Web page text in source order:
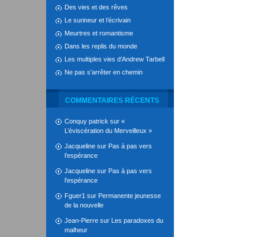
Des vies et des rêves
Le surineur et l’écrivain
Meurtres et romantisme
Dans les replis du monde
Les multiples vies d’Andrew Tarbell
Ne pas s’arrêter en chemin
COMMENTAIRES RÉCENTS
Conquy patrick sur «
L’éviscération du Merveilleux »
Jacqueline sur Pas à pas vers
l’espérance
Jacqueline sur Pas à pas vers
l’espérance
Fguer1 sur Permanente jeunesse
de la nouvelle
Jean-Pierre sur Les paradoxes du
malheur